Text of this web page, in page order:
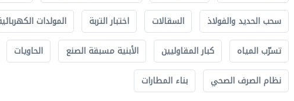
سحب الحديد والفولاذ
السقالات اختبار التربة المولدات
تسرّب المياه
كبار المقاوليين الأبنية مسبقة الصنع الحاويات
نظام الصرف الصحي
بناء المطارات